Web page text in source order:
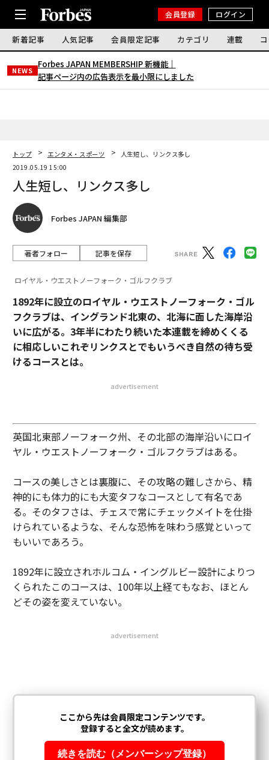
会員登録 ログイン
新着記事 人気記事 会員限定記事 カテゴリ 連載
NEWS
Forbes JAPAN MEMBERSHIP 新機能｜
記事ページ内の広告表示を最小限にしました
トップ エンタメ・スポーツ
人生短し、リンクス多し
2019.05.19 15:00
人生短し、リンクス多し
Forbes JAPAN 編集部
著者フォロー 記事を保存
ロイヤル・ウエストノーフォーク・ゴルフクラブ
1892年に設立のロイヤル・ウエストノーフォーク・ゴル
フクラブは、イングランド北東の、北海に面した海岸沿
いに広がる。3年半にわたり続いた本連載を締めくくる
に相応しいこれぞリンクスとでもいうべき自然の待ち受
けるコースとは。
advertisement
英国北東部ノーフォーク州、その北部の海岸沿いにロイ
ヤル・ウエストノーフォーク・ゴルフクラブはある。
コースの美しさとは裏腹に、その攻略の難しさから、精
神的にも体力的にも大変タフなコースとして有名であ
る。そのタフさは、チェスで常にチェックメイトを仕掛
けられているような、そんな恐怖を味わう感覚といって
もいいであろう。
1892年に設立されホルコム・イングルビー設計によりつ
くられたこのコースは、100年以上経てもなお、ほとん
どその姿を変えていない。
advertisement